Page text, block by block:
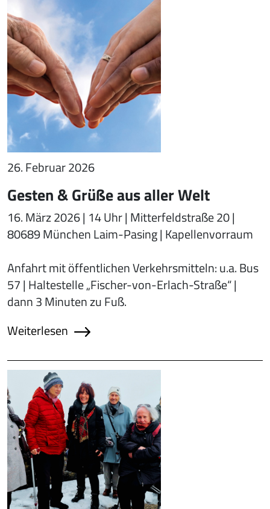
26. Februar 2026
Gesten & Grüße aus aller Welt
16. März 2026 | 14 Uhr | Mitterfeldstraße 20 |
80689 München Laim-Pasing | Kapellenvorraum
Anfahrt mit öffentlichen Verkehrsmitteln: u.a. Bus
57 | Haltestelle „Fischer-von-Erlach-Straße“ |
dann 3 Minuten zu Fuß.
Weiterlesen